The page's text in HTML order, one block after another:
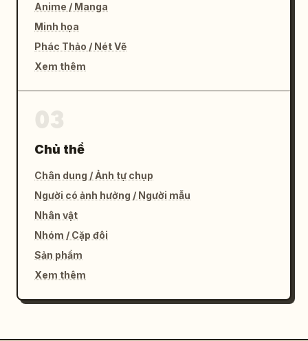
Anime / Manga
Minh họa
Phác Thảo / Nét Vẽ
Xem thêm
Chủ thể
Chân dung / Ảnh tự chụp
Người có ảnh hưởng / Người mẫu
Nhân vật
Nhóm / Cặp đôi
Sản phẩm
Xem thêm